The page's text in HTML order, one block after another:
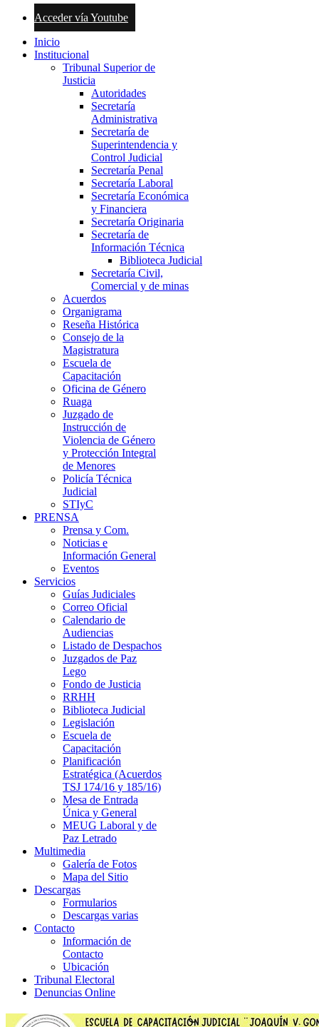
Acceder vía Youtube
Inicio
Institucional
Tribunal Superior de
Justicia
Autoridades
Secretaría
Administrativa
Secretaría de
Superintendencia y
Control Judicial
Secretaría Penal
Secretaría Laboral
Secretaría Económica
y Financiera
Secretaría Originaria
Secretaría de
Información Técnica
Biblioteca Judicial
Secretaría Civil,
Comercial y de minas
Acuerdos
Organigrama
Reseña Histórica
Consejo de la
Magistratura
Escuela de
Capacitación
Oficina de Género
Ruaga
Juzgado de
Instrucción de
Violencia de Género
y Protección Integral
de Menores
Policía Técnica
Judicial
STIyC
PRENSA
Prensa y Com.
Noticias e
Información General
Eventos
Servicios
Guías Judiciales
Correo Oficial
Calendario de
Audiencias
Listado de Despachos
Juzgados de Paz
Lego
Fondo de Justicia
RRHH
Biblioteca Judicial
Legislación
Escuela de
Capacitación
Planificación
Estratégica (Acuerdos
TSJ 174/16 y 185/16)
Mesa de Entrada
Única y General
MEUG Laboral y de
Paz Letrado
Multimedia
Galería de Fotos
Mapa del Sitio
Descargas
Formularios
Descargas varias
Contacto
Información de
Contacto
Ubicación
Tribunal Electoral
Denuncias Online